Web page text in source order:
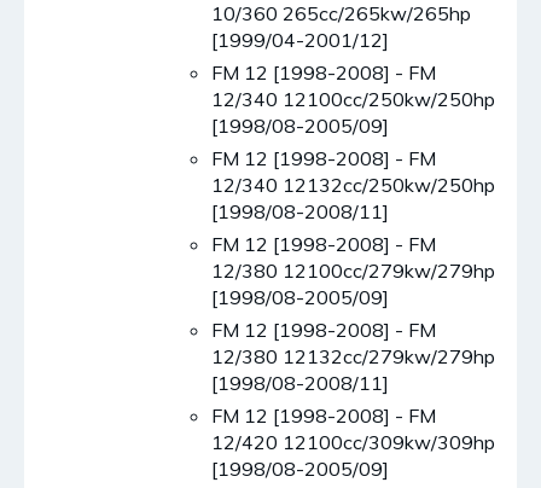
10/360 265cc/265kw/265hp
[1999/04-2001/12]
FM 12 [1998-2008] - FM
12/340 12100cc/250kw/250hp
[1998/08-2005/09]
FM 12 [1998-2008] - FM
12/340 12132cc/250kw/250hp
[1998/08-2008/11]
FM 12 [1998-2008] - FM
12/380 12100cc/279kw/279hp
[1998/08-2005/09]
FM 12 [1998-2008] - FM
12/380 12132cc/279kw/279hp
[1998/08-2008/11]
FM 12 [1998-2008] - FM
12/420 12100cc/309kw/309hp
[1998/08-2005/09]